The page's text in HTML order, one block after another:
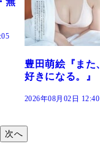
斎藤恭代
『BOUND』
2026年08月02日 12:35
次へ